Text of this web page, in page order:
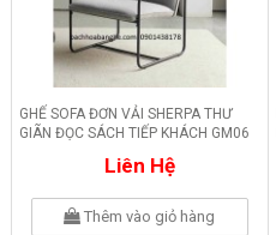
GHẾ SOFA ĐƠN VẢI SHERPA THƯ
GIÃN ĐỌC SÁCH TIẾP KHÁCH GM06
Liên Hệ
Thêm vào giỏ hàng